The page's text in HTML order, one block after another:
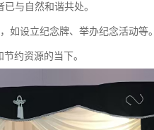
与自然和谐共处。
如设立纪念牌、举办纪念活动等。
约资源的当下。